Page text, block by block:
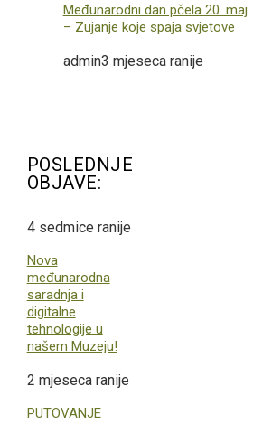
Međunarodni dan pčela 20. maj
– Zujanje koje spaja svjetove
admin3 mjeseca ranije
POSLEDNJE
OBJAVE:
4 sedmice ranije
Nova
međunarodna
saradnja i
digitalne
tehnologije u
našem Muzeju!
2 mjeseca ranije
PUTOVANJE